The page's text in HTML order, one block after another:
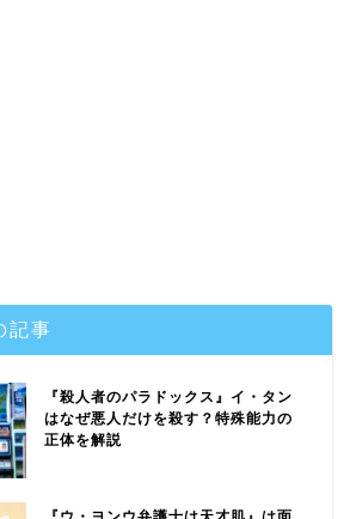
記事
『殺人者のパラドックス』イ・タン
はなぜ悪人だけを殺す？特殊能力の
正体を解説